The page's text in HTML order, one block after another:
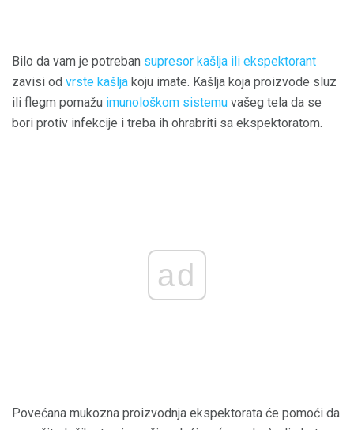
Bilo da vam je potreban supresor kašlja ili ekspektorant
zavisi od vrste kašlja koju imate. Kašlja koja proizvode sluz
ili flegm pomažu imunološkom sistemu vašeg tela da se
bori protiv infekcije i treba ih ohrabriti sa ekspektoratom.
ad
Povećana mukozna proizvodnja ekspektorata će pomoći da